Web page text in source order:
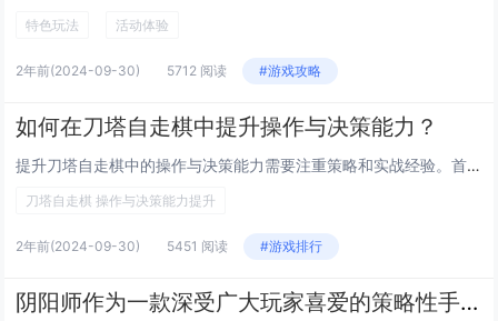
特色玩法 活动体验
2年前(2024-09-30) 5712 阅读 #游戏攻略
如何在刀塔自走棋中提升操作与决策能力？
提升刀塔自走棋中的操作与决策能力需要注重策略和实战经验。首先要熟悉不同棋子的属性和技能，了解各种阵容搭配的效果。合理规划金币使用，平衡刷新、升级与购买棋子之间的关系。在游戏过程中要灵活调整策略，根据场上局势和对手阵容做出反应。多观察高手对决...
刀塔自走棋 操作与决策能力提升
2年前(2024-09-30) 5451 阅读 #游戏排行
阴阳师作为一款深受广大玩家喜爱的策略性手游，不仅以其精致的日式和风画面与丰富的故事剧情吸引了无数忠实粉丝，更因其独特且富有深度的游戏玩法成为了策略游戏领域的一颗璀璨明珠。在游戏中，玩家将扮演一名阴阳师，在人鬼共生的世界里探索未知、挑战强敌。面对不同类型的敌人，采用正确的应对策略至关重要。下面，我们将从资深玩家的角度出发，探讨如何在阴阳师中针对各种敌人制定有效的战斗策略。